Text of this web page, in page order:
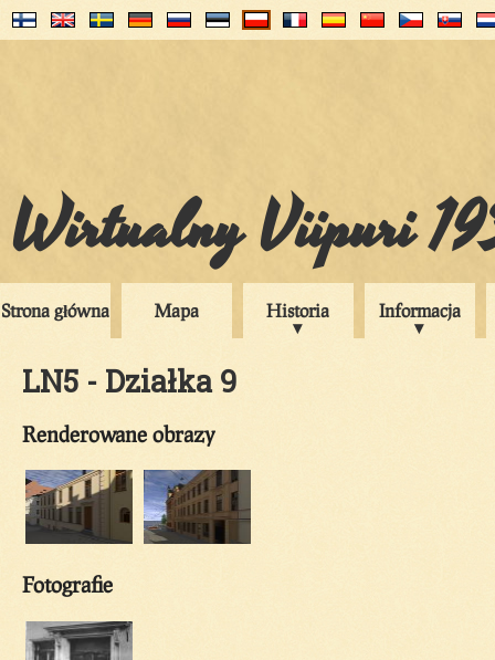
Wirtualny Viipuri
Strona główna Mapa Historia Informacja
LN5 - Działka 9
Renderowane obrazy
Fotografie